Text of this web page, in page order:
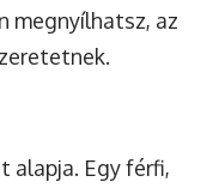
megnyílhatsz, az
alapja. Egy férfi,